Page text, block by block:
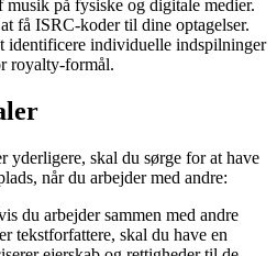
på fysiske og digitale medier.
få ISRC-koder til dine optagelser.
identificere individuelle indspilninger
royalty-formål.
yderligere, skal du sørge for at have
når du arbejder med andre:
du arbejder sammen med andre
tekstforfattere, skal du have en